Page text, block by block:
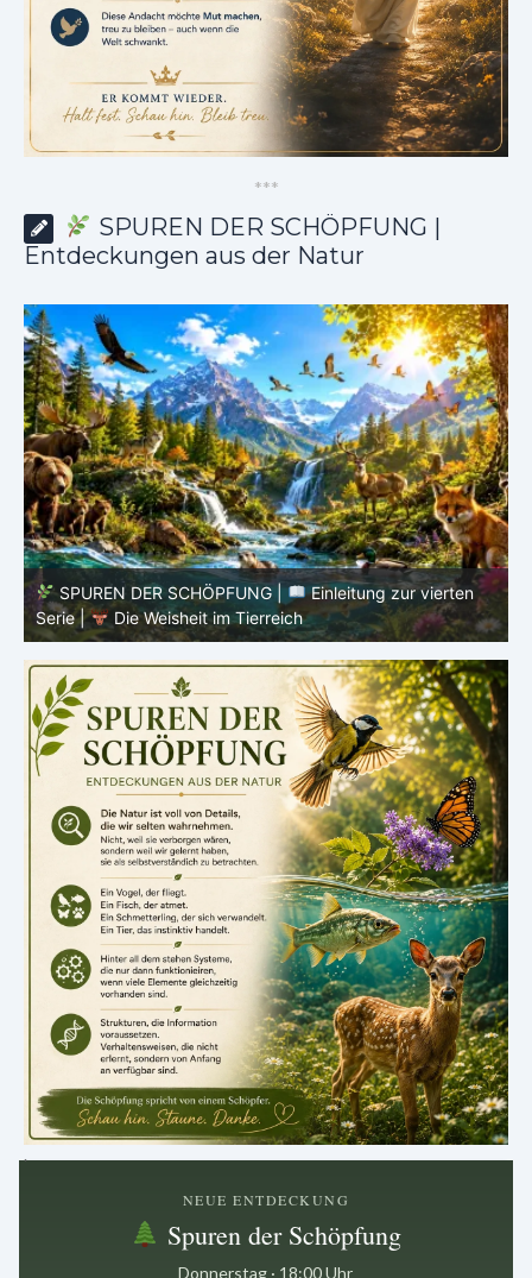
***
SPUREN DER SCHÖPFUNG |
Entdeckungen aus der Natur
SPUREN DER SCHÖPFUNG |
Episode 8 – Leben im
Verborgenen – Was Fische uns lehren |
Leben im
Verborgenen – Die Welt der Fische
.
NEUE ENTDECKUNG
Spuren der Schöpfung
Donnerstag · 18:00 Uhr